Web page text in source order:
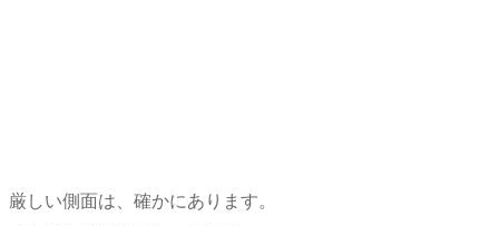
厳しい側面は、確かにあります。